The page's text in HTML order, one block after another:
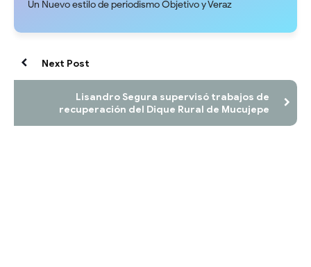
Un Nuevo estilo de periodismo Objetivo y Veraz
Next Post
Lisandro Segura supervisó trabajos de
recuperación del Dique Rural de Mucujepe